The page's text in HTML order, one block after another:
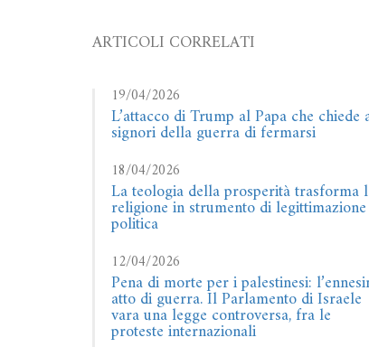
ARTICOLI CORRELATI
19/04/2026
L’attacco di Trump al Papa che chiede
signori della guerra di fermarsi
18/04/2026
La teologia della prosperità trasforma
religione in strumento di legittimazione
politica
12/04/2026
Pena di morte per i palestinesi:
atto di guerra. Il Parlamento di Israele
vara una legge controversa, fra le
proteste internazionali